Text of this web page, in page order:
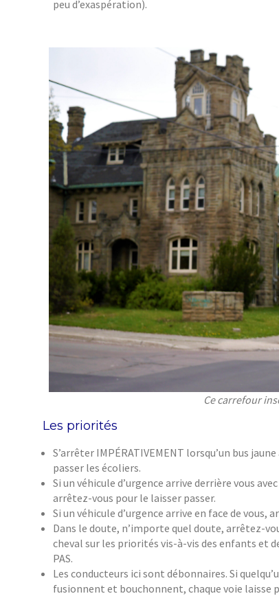
peu d’exaspération).
Ce carrefour
Les priorités
S’arrêter IMPÉRATIVEMENT lorsqu’un bus
passer les écoliers.
Si un véhicule d’urgence arrive derrière vous
arrêtez-vous pour le laisser passer.
Si un véhicule d’urgence arrive en face de vous,
Dans le doute, n’importe quel doute, arrêtez-
cheval sur les priorités vis-à-vis des enfants et
PAS.
Les conducteurs ici sont débonnaires. Si
fusionnent et bouchonnent, chaque voie laisse